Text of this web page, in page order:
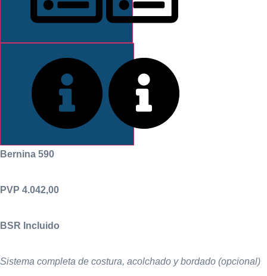
Bernina 590
PVP 4.042,00
BSR Incluido
Sistema completa de costura, acolchado y bordado (opcional)